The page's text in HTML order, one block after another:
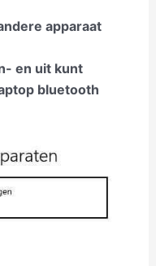
apparaat
en uit kunt
bluetooth